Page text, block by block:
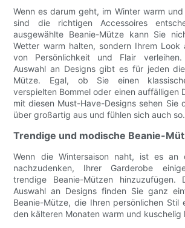
Wenn es darum geht, im Winter warm
sind die richtigen Accessoires
ausgewählte Beanie-Mütze kann Sie
Wetter warm halten, sondern Ihrem Look
von Persönlichkeit und Flair
Auswahl an Designs gibt es für jeden
Mütze. Egal, ob Sie einen
verspielten Bommel oder einen auffälligen
mit diesen Must-Have-Designs sehen Sie
über großartig aus und fühlen sich auch so.
Trendige und modische Beanie-
Wenn die Wintersaison naht, ist es an
nachzudenken, Ihrer Garderobe
trendige Beanie-Mützen hinzuzufügen.
Auswahl an Designs finden Sie ganz
Beanie-Mütze, die Ihren persönlichen Stil
den kälteren Monaten warm und kuschelig